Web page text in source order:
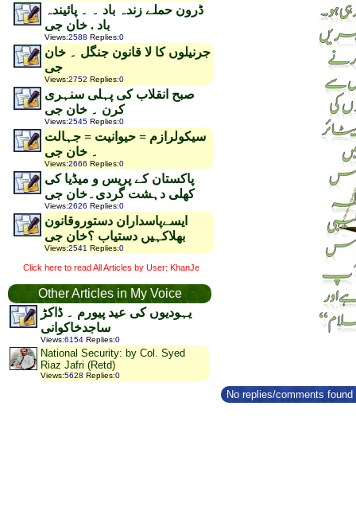
ڈرون حملے زندہ باد ۔ ۔ پائیندہ
باد . خان جی
Views:2588 Replies:0
جرنیلوں کا لا قانون جنگل ۔ خان
جی
Views:2752 Replies:0
صبح انقلاب کی پہلی سنہری
کرن ۔ خان جی
Views:2545 Replies:0
سیکولرازم = حیوانیت = جہالت
۔ خان جی
Views:2666 Replies:0
پاکستان کے پریس و میڈیا کی
کھلی دہشت گردی۔خان جی
Views:2626 Replies:0
ایسےپاسداران دستوروقانون
بھلاکہیں دستیاب ؟خان جی
Views:2541 Replies:0
Click here to read All Articles by User: KhanJe
Other Articles in My Voice
یہودیوں کی عید پیورم ۔ ڈاکڑ
ساجدخاکوانی
Views:6154 Replies:0
National Security: by Col. Syed
Riaz Jafri (Retd)
Views:5628 Replies:0
No replies/comments